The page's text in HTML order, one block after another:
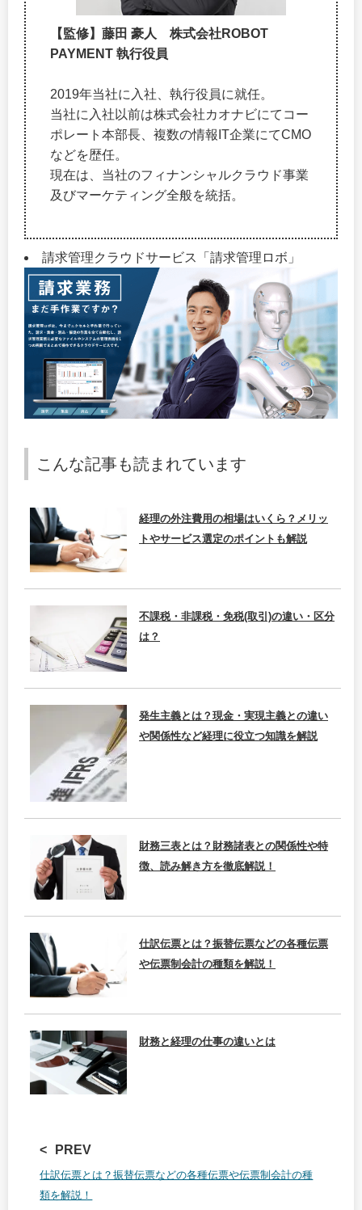
【監修】藤田 豪人 株式会社ROBOT
PAYMENT 執行役員
2019年当社に入社、執行役員に就任。
当社に入社以前は株式会社カオナビにてコー
ポレート本部長、複数の情報IT企業にてCMO
などを歴任。
現在は、当社のフィナンシャルクラウド事業
及びマーケティング全般を統括。
請求管理クラウドサービス「請求管理ロボ」
こんな記事も読まれています
経理の外注費用の相場はいくら？メリッ
トやサービス選定のポイントも解説
不課税・非課税・免税(取引)の違い・区分
は？
発生主義とは？現金・実現主義との違い
や関係性など経理に役立つ知識を解説
財務三表とは？財務諸表との関係性や特
徴、読み解き方を徹底解説！
仕訳伝票とは？振替伝票などの各種伝票
や伝票制会計の種類を解説！
財務と経理の仕事の違いとは
PREV
仕訳伝票とは？振替伝票などの各種伝票や伝票制会計の種
類を解説！